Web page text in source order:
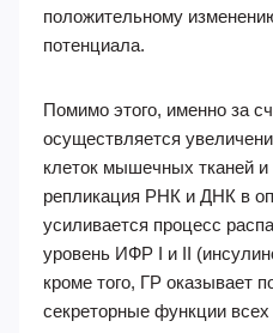
положительному
потенциала.
Помимо этого, именно за
осуществляется
клеток мышечных тканей и
репликация РНК и ДНК в
усиливается процесс
уровень ИФР I и II
кроме того, ГР оказывает
секреторные функции